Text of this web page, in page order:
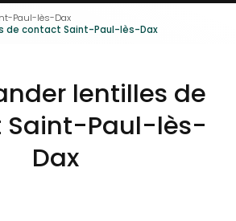
Paul-lès-Dax
de contact Saint-Paul-lès-Dax
lentilles de
Saint-Paul-lès-
Dax